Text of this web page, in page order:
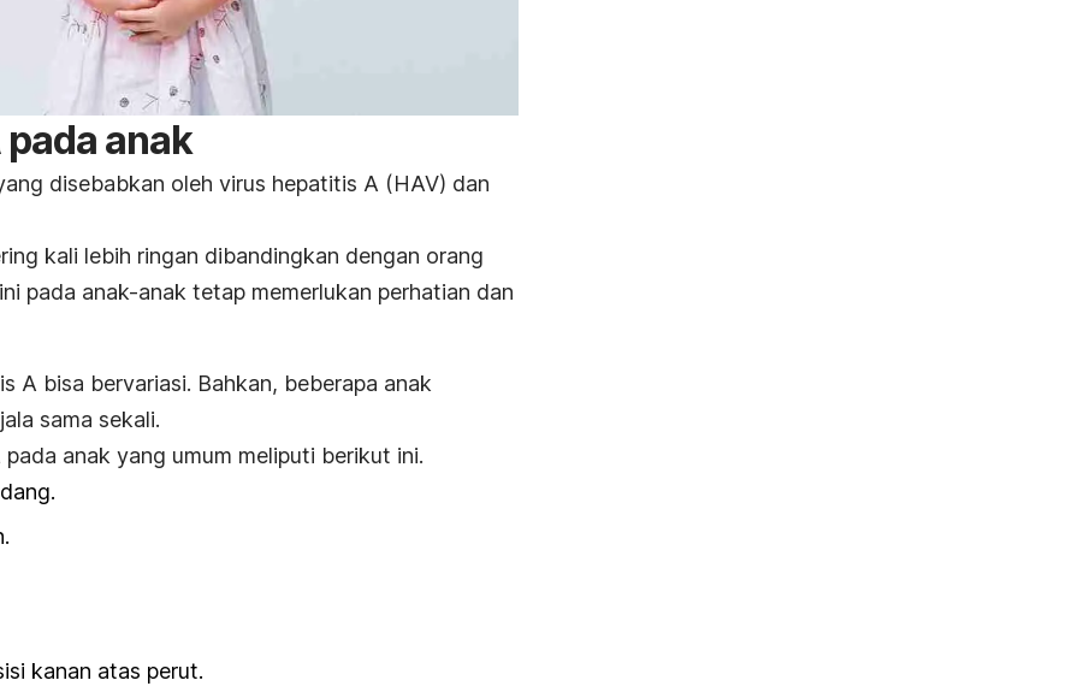
anak
disebabkan oleh virus hepatitis A (HAV) dan
kali lebih ringan dibandingkan dengan orang
pada anak-anak tetap memerlukan perhatian dan
A bisa bervariasi. Bahkan, beberapa anak
sama sekali.
anak yang umum meliputi berikut ini.
kanan atas perut.